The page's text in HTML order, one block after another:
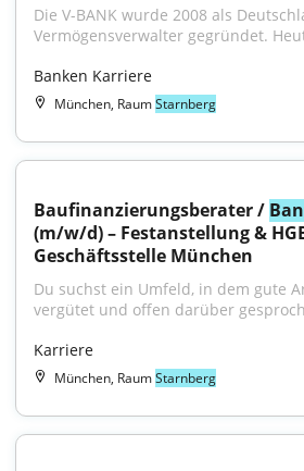
Die V-BANK wurde 2008 als
Vermögensverwalter gegründet.
Banken Karriere
München, RaumStarnberg
Baufinanzierungsberater /
(m/w/d) – Festanstellung &
Geschäftsstelle München
Du suchst ein Umfeld, in dem gute
vergütet und offen darüber
Karriere
München, RaumStarnberg